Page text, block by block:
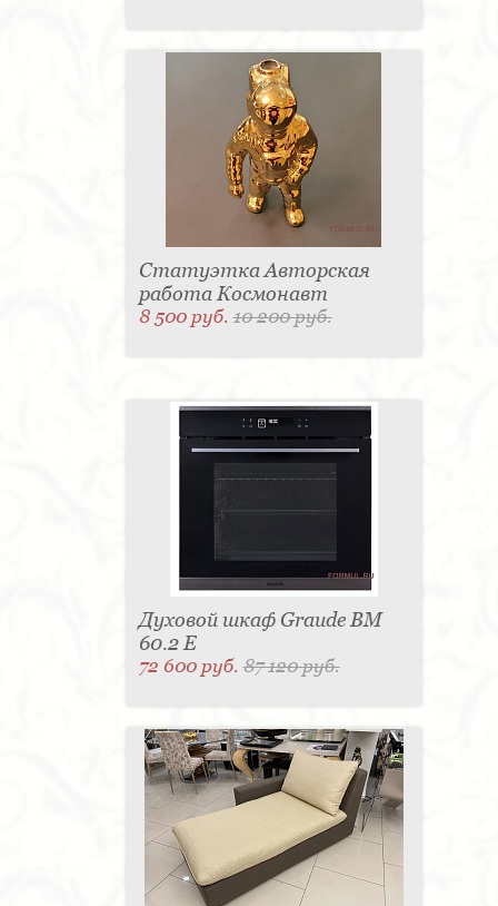
Статуэтка Авторская
работа Космонавт
8 500 руб.10 200 руб.
Духовой шкаф Graude BM
60.2 E
72 600 руб.87 120 руб.